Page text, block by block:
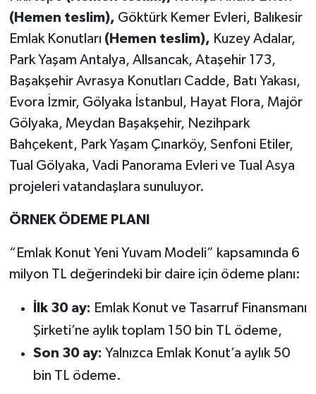
(Hemen teslim), Göktürk Kemer Evleri, Balıkesir
Emlak Konutları (Hemen teslim), Kuzey Adalar,
Park Yaşam Antalya, Allsancak, Ataşehir 173,
Başakşehir Avrasya Konutları Cadde, Batı Yakası,
Evora İzmir, Gölyaka İstanbul, Hayat Flora, Majör
Gölyaka, Meydan Başakşehir, Nezihpark
Bahçekent, Park Yaşam Çınarköy, Senfoni Etiler,
Tual Gölyaka, Vadi Panorama Evleri ve Tual Asya
projeleri vatandaşlara sunuluyor.
ÖRNEK ÖDEME PLANI
“Emlak Konut Yeni Yuvam Modeli” kapsamında 6
milyon TL değerindeki bir daire için ödeme planı:
İlk 30 ay: Emlak Konut ve Tasarruf Finansmanı
Şirketi’ne aylık toplam 150 bin TL ödeme,
Son 30 ay: Yalnızca Emlak Konut’a aylık 50
bin TL ödeme.